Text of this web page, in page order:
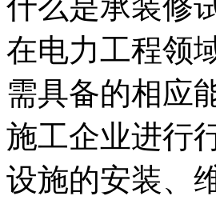
在电力工程领
需具备的相应
施工企业进行
设施的安装、